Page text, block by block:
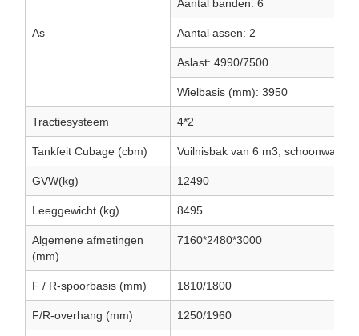
Aantal banden: 6
As Aantal assen: 2
Aslast: 4990/7500
Wielbasis (mm): 3950
Tractiesysteem 4*2
Tankfeit Cubage (cbm) Vuilnisbak van 6 m3,
GVW(kg) 12490
Leeggewicht (kg) 8495
Algemene afmetingen
(mm)
7160*2480*3000
F / R-spoorbasis (mm) 1810/1800
F/R-overhang (mm) 1250/1960